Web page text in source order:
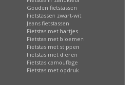
Gouden fietstassen
Fietstassen zwart-wit
Jeans fietstassen
Fietstas met hartjes
Fietstas met bloemen
Fietstas met stippen
Fietstas met dieren
Fietstas camouflage
Fietstas met opdruk